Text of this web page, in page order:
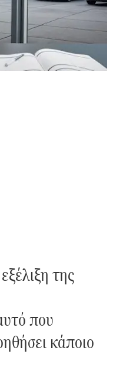
της
που
κάποιο